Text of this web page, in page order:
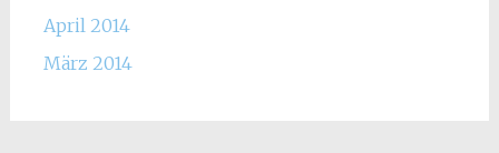
April 2014
März 2014